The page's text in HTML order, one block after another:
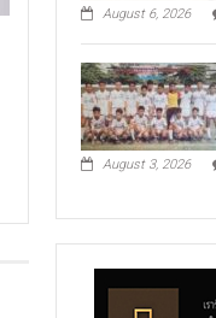
August 6, 2026
August 3, 2026